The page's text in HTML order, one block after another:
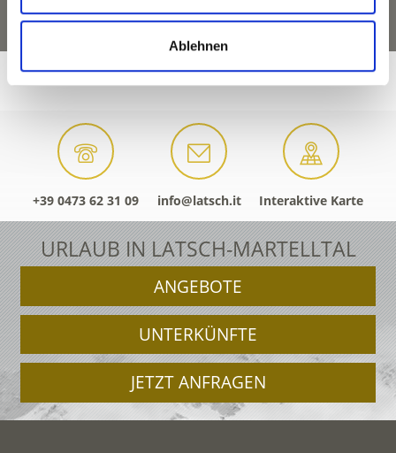
Ablehnen
+39 0473 62 31 09 info@latsch.it Interaktive Karte
URLAUB IN LATSCH-MARTELLTAL
ANGEBOTE
UNTERKÜNFTE
JETZT ANFRAGEN